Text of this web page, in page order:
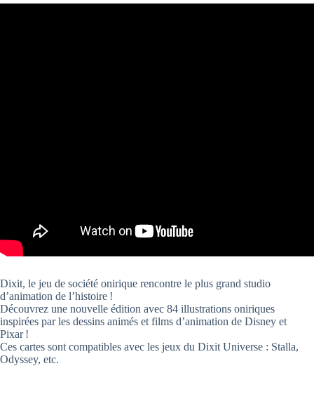
Dixit, le jeu de société onirique rencontre le plus grand studio
d’animation de l’histoire !
Découvrez une nouvelle édition avec 84 illustrations oniriques
inspirées par les dessins animés et films d’animation de Disney et
Pixar !
Ces cartes sont compatibles avec les jeux du Dixit Universe : Stalla,
Odyssey, etc.